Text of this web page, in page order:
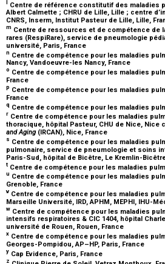
Centre de référence constitutif des maladies
Albert Calmette ; CHRU de Lille, Lille ; centre
CNRS, Inserm, Institut Pasteur de Lille, Lille,
m Centre de ressources et de compétence de
rares (RespiRare), service de pneumologie
université, Paris, France
n Centre de compétence pour les maladies
Nancy, Vandoeuvre-les Nancy, France
o Centre de compétence pour les maladies
France
p Centre de compétence pour les maladies
France
q Centre de compétence pour les maladies
r Centre de compétence pour les maladies
thoracique, hôpital Pasteur, CHU de Nice, Nice
and Aging (IRCAN), Nice, France
s Centre de compétence pour les maladies
pulmonaire, service de pneumologie et soins
Paris-Sud, hôpital de Bicêtre, Le Kremlin-
t Centre de compétence pour les maladies
u Centre de compétence pour les maladies
Grenoble, France
v Centre de compétence pour les maladies
Marseille Université, IRD, APHM, MEPHI, IHU-
w Centre de compétence pour les maladies
intensifs respiratoires & CIC 1404, hôpital
université de Rouen, Rouen, France
x Centre de compétence pour les maladies
Georges-Pompidou, AP–HP, Paris, France
y Cap Evidence, Paris, France
z